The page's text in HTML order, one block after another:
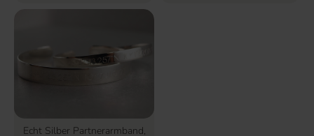
Echt Silber Partnerarmband,